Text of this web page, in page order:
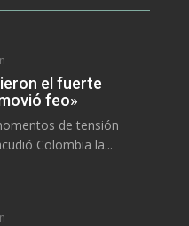
el fuerte
feo»
de tensión
Colombia la...